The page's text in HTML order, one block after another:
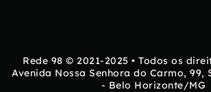
Rede 98 © 2021-2025 • Todos os
Avenida Nossa Senhora do Carmo, 99,
- Belo Horizonte/MG